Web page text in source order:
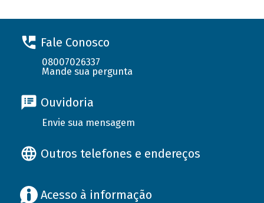
Fale Conosco
08007026337
Mande sua pergunta
Ouvidoria
Envie sua mensagem
Outros telefones e endereços
Acesso à informação